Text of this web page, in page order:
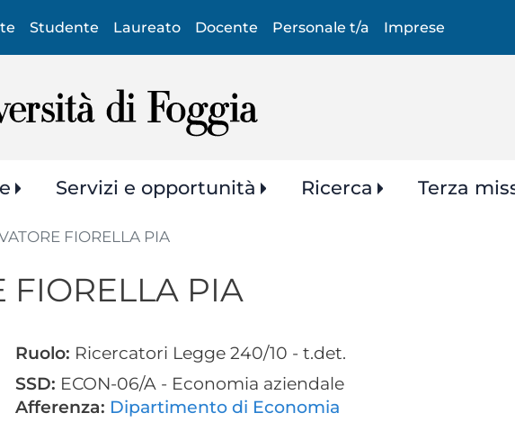
Studente Laureato Docente Personale t/a Imprese
Servizi e opportunità Ricerca Terza
FIORELLA PIA
FIORELLA PIA
Ruolo: Ricercatori Legge 240/10 - t.det.
SSD: ECON-06/A - Economia aziendale
Afferenza: Dipartimento di Economia